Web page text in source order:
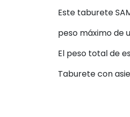
Este taburete
peso máximo de
El peso total de
Taburete con